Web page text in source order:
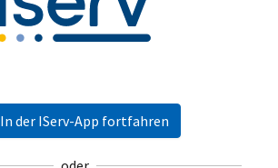
In der IServ-App fortfahren